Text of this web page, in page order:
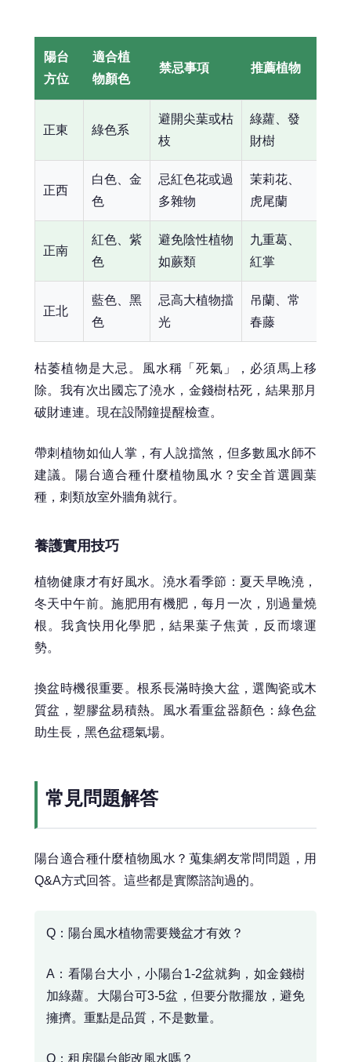
陽台
方位
適合植
物顏色
禁忌事項 推薦植物
正東 綠色系
避開尖葉或枯
枝
綠蘿、發
財樹
正西
白色、金
色
忌紅色花或過
多雜物
茉莉花、
虎尾蘭
正南
紅色、紫
色
避免陰性植物
如蕨類
九重葛、
紅掌
正北
藍色、黑
色
忌高大植物擋
光
吊蘭、常
春藤
枯萎植物是大忌。風水稱「死氣」，必須馬上移
除。我有次出國忘了澆水，金錢樹枯死，結果那月
破財連連。現在設鬧鐘提醒檢查。
帶刺植物如仙人掌，有人說擋煞，但多數風水師不
建議。陽台適合種什麼植物風水？安全首選圓葉
種，刺類放室外牆角就行。
養護實用技巧
植物健康才有好風水。澆水看季節：夏天早晚澆，
冬天中午前。施肥用有機肥，每月一次，別過量燒
根。我貪快用化學肥，結果葉子焦黃，反而壞運
勢。
換盆時機很重要。根系長滿時換大盆，選陶瓷或木
質盆，塑膠盆易積熱。風水看重盆器顏色：綠色盆
助生長，黑色盆穩氣場。
常見問題解答
陽台適合種什麼植物風水？蒐集網友常問問題，用
Q&A方式回答。這些都是實際諮詢過的。
Q：陽台風水植物需要幾盆才有效？
A：看陽台大小，小陽台1-2盆就夠，如金錢樹
加綠蘿。大陽台可3-5盆，但要分散擺放，避免
擁擠。重點是品質，不是數量。
Q：租房陽台能改風水嗎？